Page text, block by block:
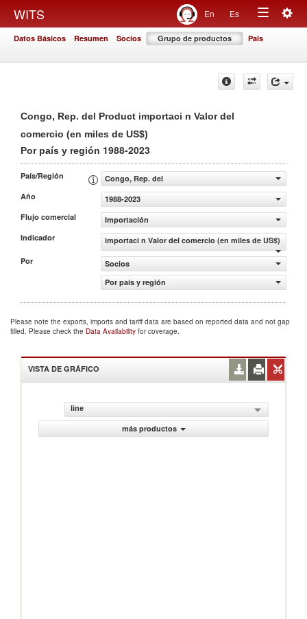
WITS En Es
Toggle
Datos Básicos Resumen Socios Grupo de productos País
Congo, Rep. del Product importaci n Valor del
comercio (en miles de US$)
Por país y región 1988-2023
País/Región
Congo, Rep. del
Año
1988-2023
Flujo comercial
Importación
Indicador
importaci n Valor del comercio (en miles de US$)
Por
Socios
Por país y región
Please note the exports, imports and tariff data are based on reported data and not gap
filled. Please check the Data Availability for coverage.
VISTA DE GRÁFICO
line
más productos